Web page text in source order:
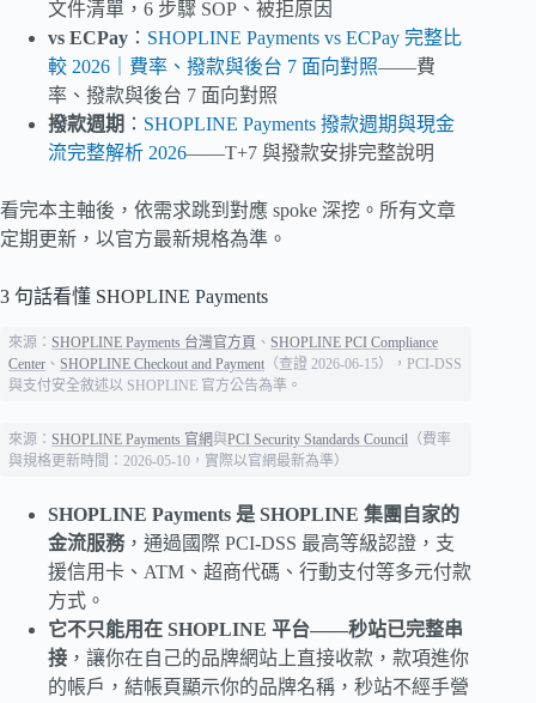
文件清單，6 步驟 SOP、被拒原因
vs ECPay ： SHOPLINE Payments vs ECPay 完整比
較 2026｜費率、撥款與後台 7 面向對照——費
率、撥款與後台 7 面向對照
撥款週期 ： SHOPLINE Payments 撥款週期與現金
流完整解析 2026——T+7 與撥款安排完整說明
看完本主軸後，依需求跳到對應 spoke 深挖。所有文章
定期更新，以官方最新規格為準。
3 句話看懂 SHOPLINE Payments
來源：SHOPLINE Payments 台灣官方頁 、SHOPLINE PCI Compliance
Center 、SHOPLINE Checkout and Payment （查證 2026-06-15），PCI-DSS
與支付安全敘述以 SHOPLINE 官方公告為準。
來源：SHOPLINE Payments 官網與PCI Security Standards Council （費率
與規格更新時間：2026-05-10，實際以官網最新為準）
SHOPLINE Payments 是 SHOPLINE 集團自家的
金流服務 ，通過國際 PCI-DSS 最高等級認證，支
援信用卡、ATM、超商代碼、行動支付等多元付款
方式。
它不只能用在 SHOPLINE 平台——秒站已完整串
接 ，讓你在自己的品牌網站上直接收款，款項進你
的帳戶，結帳頁顯示你的品牌名稱，秒站不經手營